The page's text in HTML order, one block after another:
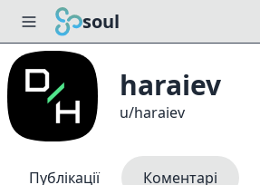
soul
haraiev
u/haraiev
Публікації Коментарі